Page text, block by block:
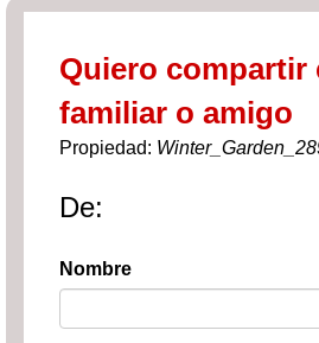
Quiero compartir
familiar o amigo
Propiedad:
De:
Nombre